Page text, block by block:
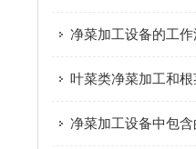
净菜加工设备的工作